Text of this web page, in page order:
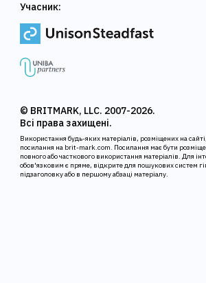
© BRITMARK, LLC. 2007-2026.
Всі права захищені.
Використання будь-яких матеріалів, розміщених на
посилання на brit-mark.com. Посилання має бути
повного або часткового використання матеріалів. Для
обов'язковим є пряме, відкрите для пошукових систем
підзаголовку або в першому абзаці матеріалу.
Учасник: